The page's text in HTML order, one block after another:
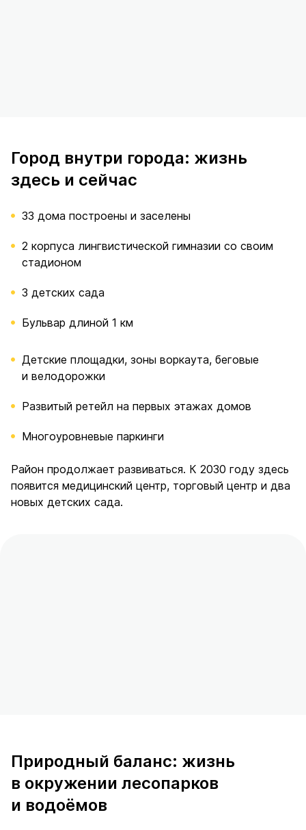
Город внутри города: жизнь
здесь и сейчас
33 дома построены и заселены
2 корпуса лингвистической гимназии со своим
стадионом
3 детских сада
Бульвар длиной 1 км
Детские площадки, зоны воркаута, беговые
и велодорожки
Развитый ретейл на первых этажах домов
Многоуровневые паркинги
Район продолжает развиваться. К 2030 году здесь
появится медицинский центр, торговый центр и два
новых детских сада.
Природный баланс: жизнь
в окружении лесопарков
и водоёмов